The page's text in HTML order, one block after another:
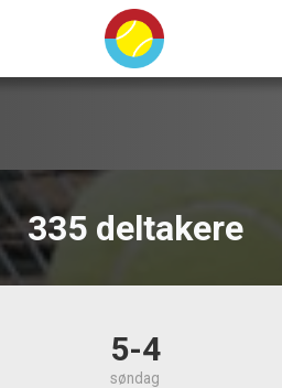
335 deltakere
5-4
søndag